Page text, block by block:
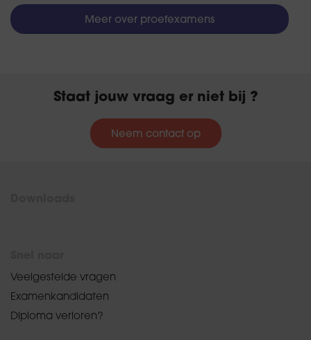
Meer over proefexamens
Staat jouw vraag er niet bij ?
Neem contact op
Veelgestelde vragen
Examenkandidaten
Diploma verloren?